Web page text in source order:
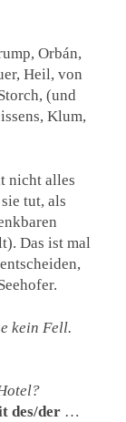
Orbán,
Heil, von
(und
Klum,
nicht alles
tut, als
Das ist mal
kein Fell.
des/der …